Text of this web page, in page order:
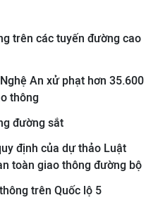
trên các tuyến đường cao
An xử phạt hơn 35.600
thông
đường sắt
định của dự thảo Luật
toàn giao thông đường bộ
trên Quốc lộ 5